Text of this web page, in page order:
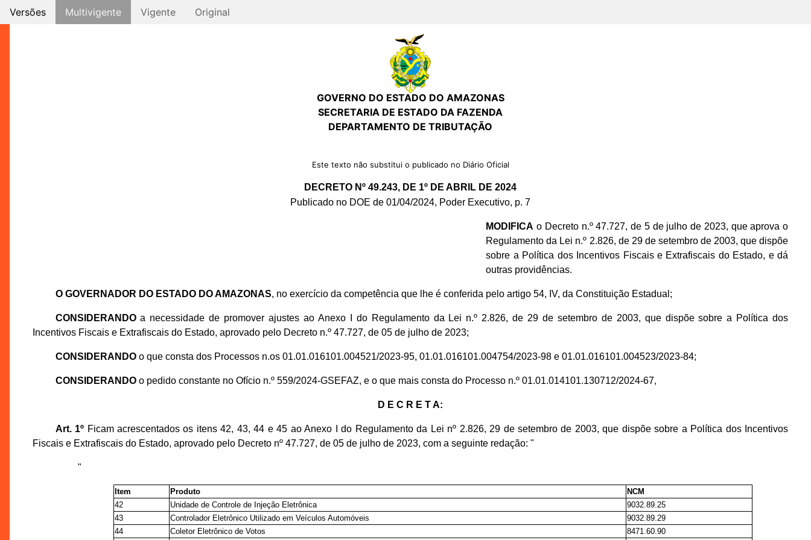
Versões Multivigente Vigente Original
GOVERNO DO ESTADO DO AMAZONAS
SECRETARIA DE ESTADO DA FAZENDA
DEPARTAMENTO DE TRIBUTAÇÃO
Este texto não substitui o publicado no Diário Oficial
DECRETO Nº 49.243, DE 1º DE ABRIL DE 2024
Publicado no DOE de 01/04/2024, Poder Executivo, p. 7
MODIFICA o Decreto n.º 47.727, de 5 de julho de 2023, que aprova o
Regulamento da Lei n.º 2.826, de 29 de setembro de 2003, que dispõe
sobre a Política dos Incentivos Fiscais e Extrafiscais do Estado, e dá
outras providências.
O GOVERNADOR DO ESTADO DO AMAZONAS, no exercício da competência que lhe é conferida pelo artigo 54, IV, da Constituição Estadual;
CONSIDERANDOa necessidade de promover ajustes ao Anexo I do Regulamento da Lei n.º 2.826, de 29 de setembro de 2003, que dispõe sobre a Política dos
Incentivos Fiscais e Extrafiscais do Estado, aprovado pelo Decreto n.º 47.727, de 05 de julho de 2023;
CONSIDERANDOo que consta dos Processos n.os 01.01.016101.004521/2023-95, 01.01.016101.004754/2023-98 e 01.01.016101.004523/2023-84;
CONSIDERANDOo pedido constante no Ofício n.º 559/2024-GSEFAZ, e o que mais consta do Processo n.º 01.01.014101.130712/2024-67,
D E C R E T A:
Art. 1º Ficam acrescentados os itens 42, 43, 44 e 45 ao Anexo I do Regulamento da Lei nº 2.826, 29 de setembro de 2003, que dispõe sobre a Política dos Incentivos
Fiscais e Extrafiscais do Estado, aprovado pelo Decreto nº 47.727, de 05 de julho de 2023, com a seguinte redação: "
"
Item Produto
NCM
42
Unidade de Controle de Injeção Eletrônica
9032.89.25
43
Controlador Eletrônico Utilizado em Veículos Automóveis
9032.89.29
44
Coletor Eletrônico de Votos 8471.60.90